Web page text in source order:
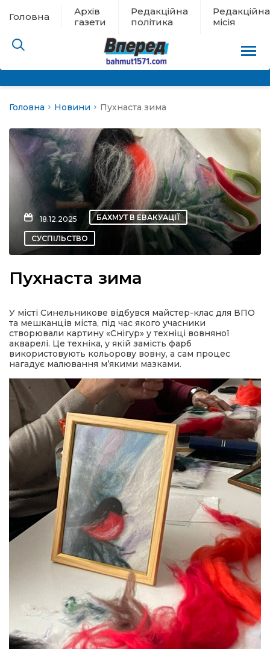
Головна
Архів
газети
Редакційна
політика
Редакційна
місія
евакуації
новини
політика
місія
Головна Новини Пухнаста зима
18.12.2025 БАХМУТ В ЕВАКУАЦІЇ
СУСПІЛЬСТВО
Пухнаста зима
У місті Синельникове відбувся майстер-клас для ВПО
та мешканців міста, під час якого учасники
створювали картину «Снігур» у техніці вовняної
акварелі. Це техніка, у якій замість фарб
використовують кольорову вовну, а сам процес
нагадує малювання м’якими мазками.